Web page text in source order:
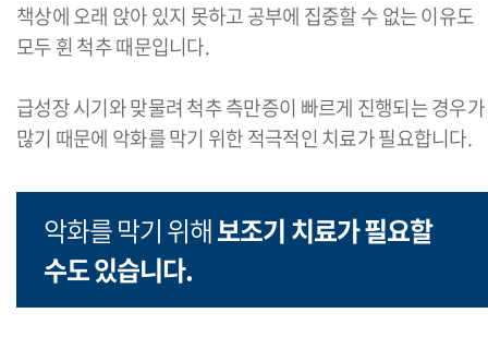
책상에 오래 앉아 있지 못하고 공부에 집중할 수 없는 이유도
모두 휜 척추 때문입니다.
급성장 시기와 맞물려 척추 측만증이 빠르게 진행되는 경우가
많기 때문에 악화를 막기 위한 적극적인 치료가 필요합니다.
악화를 막기 위해보조기 치료가 필요할
수도 있습니다.